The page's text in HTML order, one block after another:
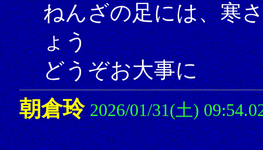
ねんざの足には、寒
ょう
どうぞお大事に
朝倉玲 2026/01/31(土)